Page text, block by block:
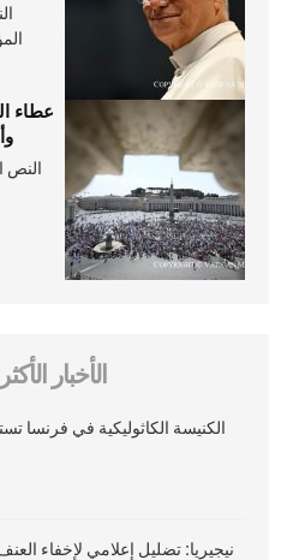
عطاء
النص
الأخبار
الكنيسة الكاثوليكية في فرنسا
نيجيريا: تضليل إعلامي لإخفاء